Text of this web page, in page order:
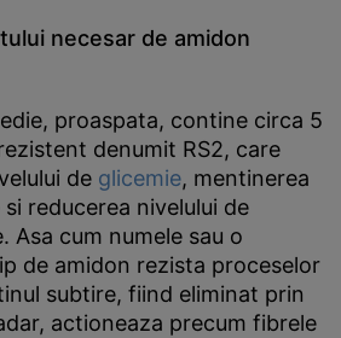
necesar de amidon
proaspata, contine circa 5
denumit RS2, care
de glicemie, mentinerea
reducerea nivelului de
Asa cum numele sau o
de amidon rezista proceselor
subtire, fiind eliminat prin
actioneaza precum fibrele